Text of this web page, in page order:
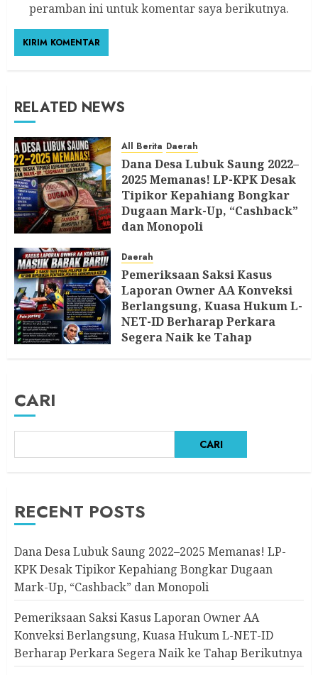
peramban ini untuk komentar saya berikutnya.
RELATED NEWS
All Berita Daerah
Dana Desa Lubuk Saung 2022–
2025 Memanas! LP-KPK Desak
Tipikor Kepahiang Bongkar
Dugaan Mark-Up, “Cashback”
dan Monopoli
Daerah
Pemeriksaan Saksi Kasus
Laporan Owner AA Konveksi
Berlangsung, Kuasa Hukum L-
NET-ID Berharap Perkara
Segera Naik ke Tahap
CARI
CARI
RECENT POSTS
Dana Desa Lubuk Saung 2022–2025 Memanas! LP-
KPK Desak Tipikor Kepahiang Bongkar Dugaan
Mark-Up, “Cashback” dan Monopoli
Pemeriksaan Saksi Kasus Laporan Owner AA
Konveksi Berlangsung, Kuasa Hukum L-NET-ID
Berharap Perkara Segera Naik ke Tahap Berikutnya